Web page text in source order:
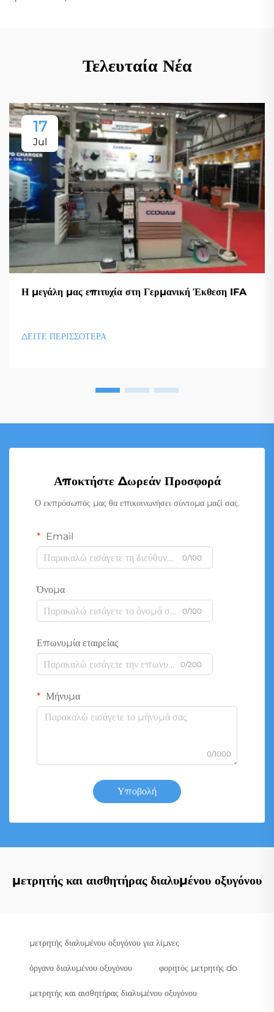
Τελευταία Νέα
17
Jul
Η μεγάλη μας επιτυχία στη Γερμανική Έκθεση IFA
ΔΕΙΤΕ ΠΕΡΙΣΣΟΤΕΡΑ
Αποκτήστε Δωρεάν Προσφορά
Ο εκπρόσωπός μας θα επικοινωνήσει σύντομα μαζί σας.
Email
0/100
Όνομα
0/100
Επωνυμία εταιρείας
0/200
Μήνυμα
0/1000
Υποβολή
μετρητής και αισθητήρας διαλυμένου οξυγόνου
μετρητής διαλυμένου οξυγόνου για λίμνες
όργανο διαλυμένου οξυγόνου φορητός μετρητής do
μετρητής και αισθητήρας διαλυμένου οξυγόνου